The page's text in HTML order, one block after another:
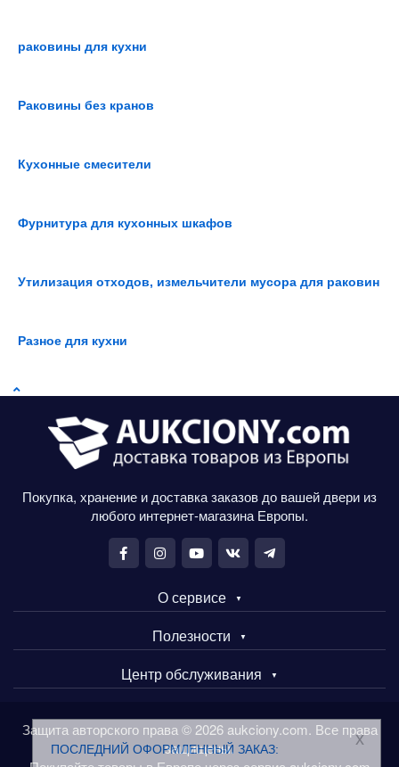
ПОСЛЕДНИЙ ОФОРМЛЕННЫЙ ЗАКАЗ:
x
раковины для кухни
Раковины без кранов
Кухонные смесители
Фурнитура для кухонных шкафов
Утилизация отходов, измельчители мусора для раковин
Разное для кухни
Покупка, хранение и доставка заказов до вашей двери из
любого интернет-магазина Европы.
О сервисе
Полезности
Центр обслуживания
Защита авторского права © 2026 aukciony.com. Все права
защищены.